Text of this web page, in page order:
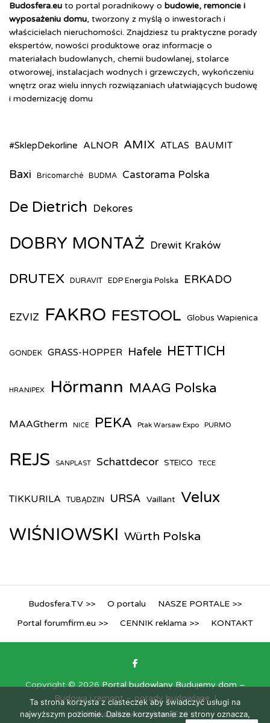
Budosfera.eu to portal poradnikowy o budowie, remoncie i
wyposażeniu domu, tworzony z myślą o inwestorach i
właścicielach nieruchomości. Znajdziesz tu praktyczne porady
ekspertów, nowości produktowe oraz informacje o
materiałach budowlanych, chemii budowlanej, stolarce
otworowej, instalacjach wodnych i grzewczych, wykończeniu
wnętrz oraz wielu innych rozwiązaniach ułatwiających budowę
i modernizację domu
#SklepDekorline ALNOR AMIX ATLAS BAUMIT
Baxi Bricomarché BUDMA Castorama Polska
De Dietrich Dekores
DOBRY MONTAŻ Drewit Kraków
DRUTEX DURAVIT EDP Energia Polska ERKADO
EZVIZ FAKRO FESTOOL Globus Wapienica
GONDEK GRASS-HOPPER Hafele HETTICH
HRANIPEX Hörmann MAAG Polska
MAAGtherm NICE PEKA Ptak Warsaw Expo PURMO
REJS SANPLAST Schattdecor STEICO TECE
TIKKURILA TUBĄDZIN URSA Vaillant Velux
WIŚNIOWSKI Würth Polska
Budosfera.TV >> O portalu
NASZE PORTALE >>
Portal forumfirm.eu >>
CENNIK reklama >> KONTAKT
Copyright © 2026Portal budowlany Budujemy dom –
Budowa i remont – porady budowlane
Polityka plików cookies (EU)
Ta strona korzysta z ciasteczek aby świadczyć usługi na
najwyższym poziomie. Dalsze korzystanie ze strony oznacza,